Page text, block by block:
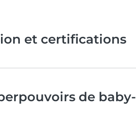
et certifications
de baby-